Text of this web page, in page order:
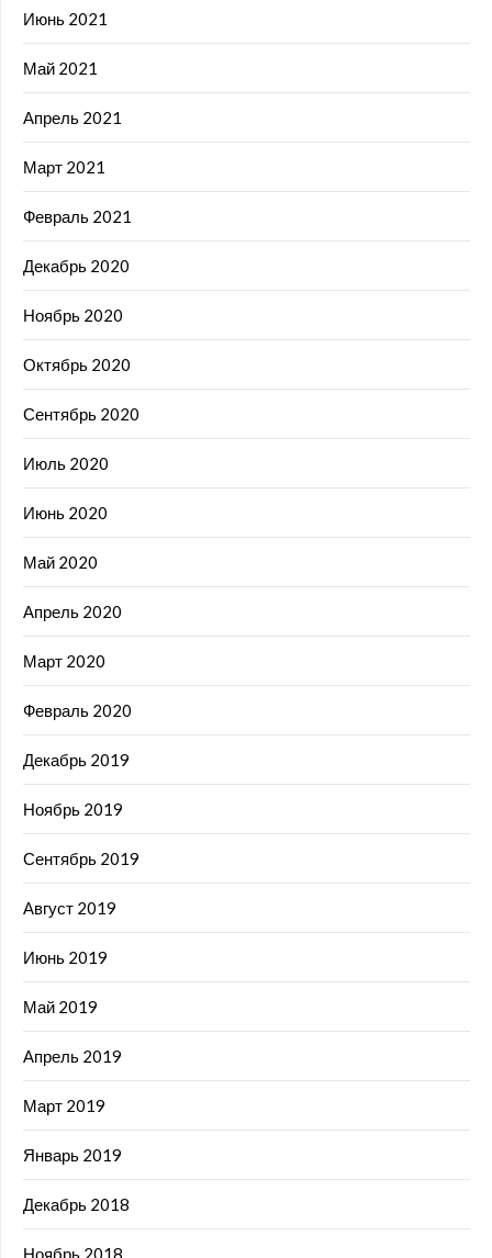
Июнь 2021
Май 2021
Апрель 2021
Март 2021
Февраль 2021
Декабрь 2020
Ноябрь 2020
Октябрь 2020
Сентябрь 2020
Июль 2020
Июнь 2020
Май 2020
Апрель 2020
Март 2020
Февраль 2020
Декабрь 2019
Ноябрь 2019
Сентябрь 2019
Август 2019
Июнь 2019
Май 2019
Апрель 2019
Март 2019
Январь 2019
Декабрь 2018
Ноябрь 2018